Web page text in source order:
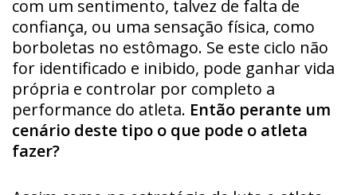
com um sentimento, talvez de falta de
confiança, ou uma sensação física, como
borboletas no estômago. Se este ciclo não
for identificado e inibido, pode ganhar vida
própria e controlar por completo a
performance do atleta. Então perante um
cenário deste tipo o que pode o atleta
fazer?